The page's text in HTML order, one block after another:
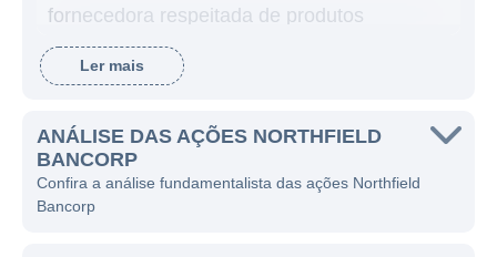
fornecedora respeitada de produtos
financeiros e serviços. A Northfield é a
empresa controladora do Northfield Bank,
financeiros para indivíduos e empresas.
A Northfield Bancorp atua principalmente no
setor bancário, oferecendo serviços como
Ler mais
ANÁLISE DAS AÇÕES NORTHFIELD
BANCORP
Confira a análise fundamentalista das ações Northfield
Bancorp